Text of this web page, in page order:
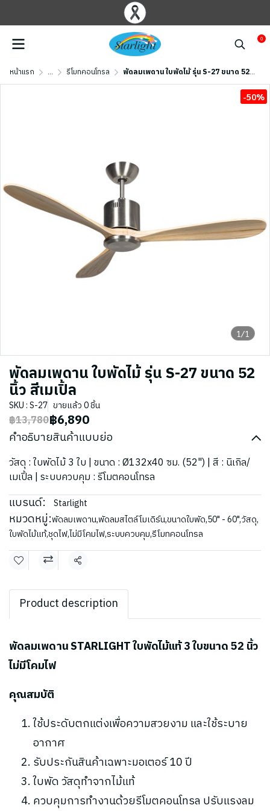
0
หน้าแรก ... รีโมทคอนโทรล พัดลมเพดาน ใบพัดไม้ รุ่น S-27 ขนาด 52 นิ้ว สีเมเปิ้ล
1/1
-50%
พัดลมเพดาน ใบพัดไม้ รุ่น S-27 ขนาด 52
นิ้ว สีเมเปิ้ล
SKU : S-27 ขายแล้ว 0 ชิ้น
฿13,780฿6,890
คำอธิบายสินค้าแบบย่อ
วัสดุ : ใบพัดไม้ 3 ใบ | ขนาด : Ø132x40 ซม. (52") | สี : นิเกิล/
เมเปิ้ล | ระบบควบคุม : รีโมตคอนโทรล
แบรนด์: Starlight
หมวดหมู่:พัดลมเพดาน,พัดลมสไตล์โมเดิร์น,ขนาดใบพัด,50" - 60",วัสดุ,
ใบพัดไม้แท้,ชุดไฟ,ไม่มีโคมไฟ,ระบบควบคุม,รีโมทคอนโทรล
แชร์
Product description
พัดลมเพดาน STARLIGHT ใบพัดไม้แท้ 3 ใบขนาด 52 นิ้ว
ไม่มีโคมไฟ
คุณสมบัติ
ใช้ประดับตกแต่งเพื่อความสวยงาม และใช้ระบาย
อากาศ
รับประกันสินค้าเฉพาะมอเตอร์ 10 ปี
ใบพัด วัสดุทำจากไม้แท้
ควบคุมการทำงานด้วยรีโมตคอนโทรล ปรับแรงลม